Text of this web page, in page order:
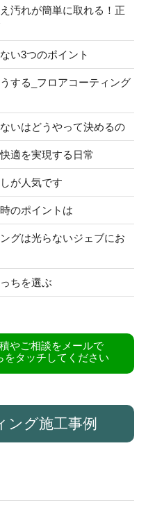
汚れが簡単に取れる！正
い3つのポイント
する_フロアコーティング
いはどうやって決めるの
適を実現する日常
が人気です
のポイントは
グは光らないジェブにお
ちを選ぶ
やご相談をメールで
をタッチしてください
ング施工事例